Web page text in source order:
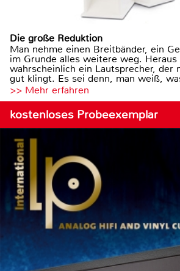
Die große Reduktion
Man nehme einen Breitbänder, ein
im Grunde alles weitere weg.
wahrscheinlich ein Lautsprecher, der
gut klingt. Es sei denn, man weiß,
>> Mehr erfahren
kostenloses Probeexemplar